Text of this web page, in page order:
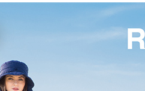
▎換季
戶外機